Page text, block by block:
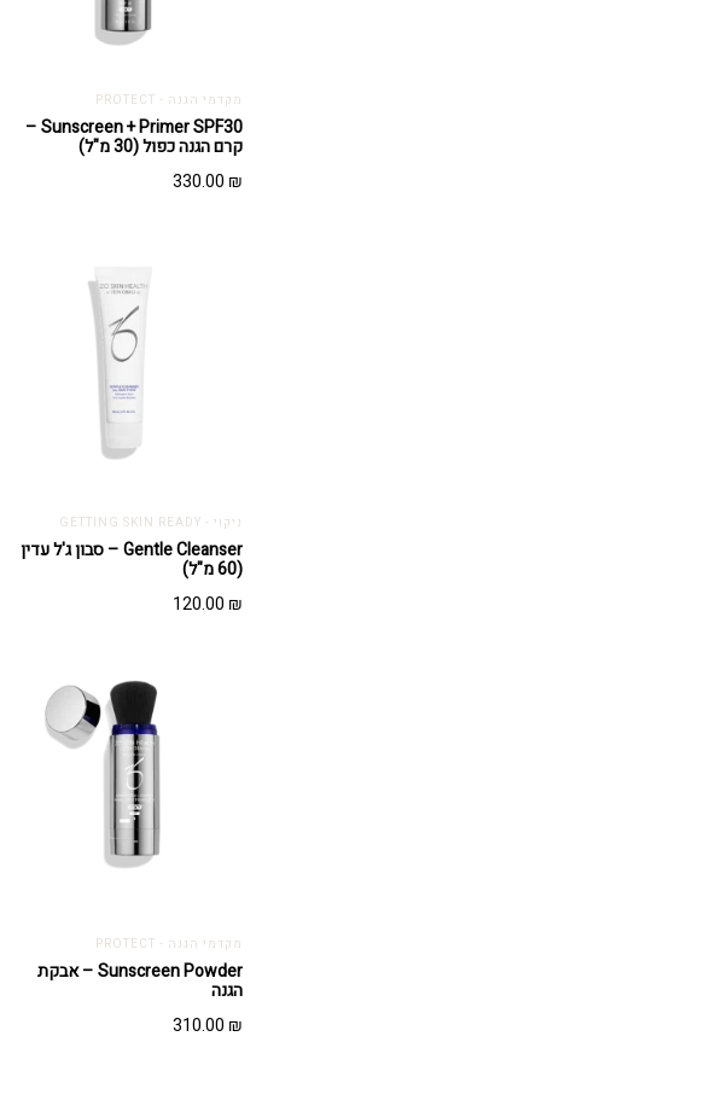
מקדמי הגנה - PROTECT
Sunscreen + Primer SPF30 –
קרם הגנה כפול (30 מ"ל)
330.00 ₪
ניקוי - GETTING SKIN READY
Gentle Cleanser – סבון ג'ל עדין
(60 מ"ל)
120.00 ₪
מקדמי הגנה - PROTECT
Sunscreen Powder – אבקת
הגנה
310.00 ₪